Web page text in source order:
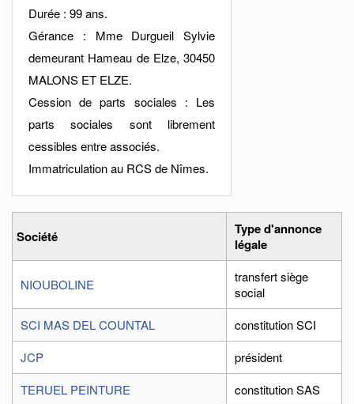
Durée : 99 ans.
Gérance : Mme Durgueil Sylvie
demeurant Hameau de Elze, 30450
MALONS ET ELZE.
Cession de parts sociales : Les
parts sociales sont librement
cessibles entre associés.
Immatriculation au RCS de Nîmes.
Société
Type d'annonce
légale
NIOUBOLINE
transfert siège
social
SCI MAS DEL COUNTAL
constitution SCI
JCP
président
TERUEL PEINTURE
constitution SAS